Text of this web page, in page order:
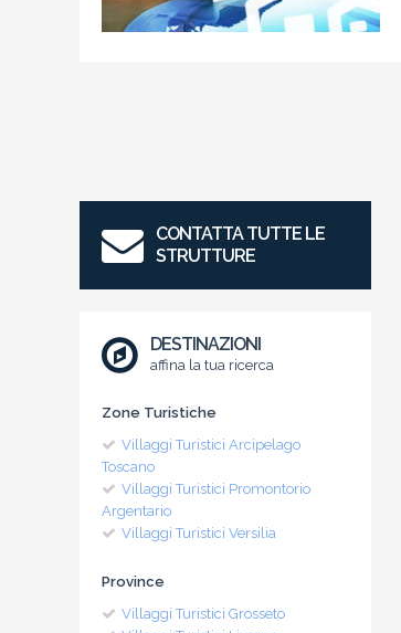
CONTATTA TUTTE LE
STRUTTURE
DESTINAZIONI
affina la tua ricerca
Zone Turistiche
Villaggi Turistici Arcipelago
Toscano
Villaggi Turistici Promontorio
Argentario
Villaggi Turistici Versilia
Province
Villaggi Turistici Grosseto